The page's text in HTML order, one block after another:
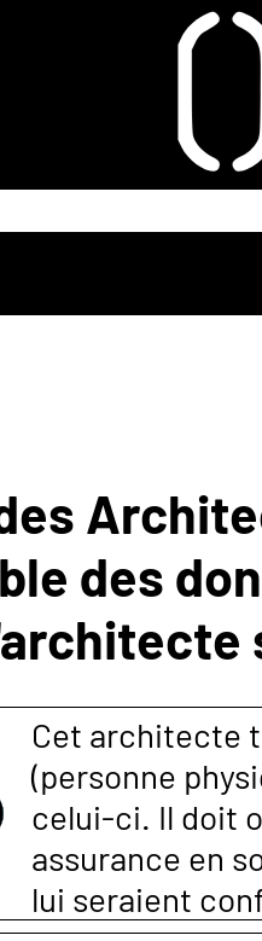
des
Cet architecte
(personne
celui-ci. Il doit
assurance en
lui seraient